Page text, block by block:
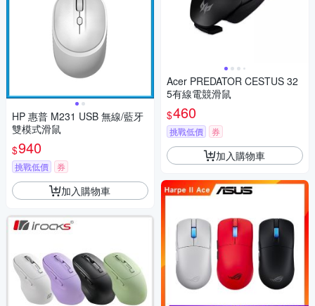
HP 惠普 M231 USB 無線/藍牙
雙模式滑鼠
$940
挑戰低價 券
加入購物車
Acer PREDATOR CESTUS 32
5有線電競滑鼠
$460
挑戰低價 券
加入購物車